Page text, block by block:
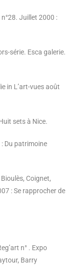
n°28. Juillet 2000 :
série. Esca galerie.
in L’art-vues août
sets à Nice.
: Du patrimoine
Coignet,
: Se rapprocher de
n° . Expo
Barry